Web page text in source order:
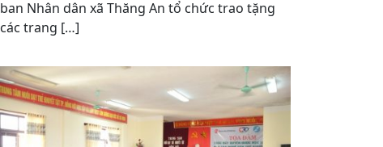
ban Nhân dân xã Thăng An tổ chức trao tặng
các trang […]